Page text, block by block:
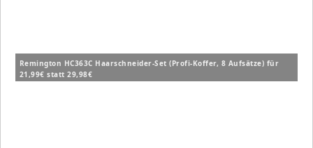
Remington HC363C Haarschneider-Set (Profi-Koffer, 8 Aufsätze) für
21,99€ statt 29,98€